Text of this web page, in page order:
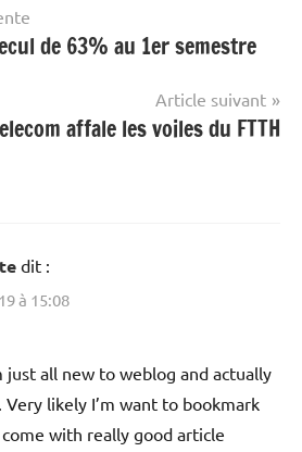
de 63% au 1er semestre
Article suivant
affale les voiles du FTTH
dit :
à 15:08
just all new to weblog and actually
likely I’m want to bookmark
with really good article